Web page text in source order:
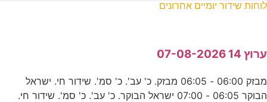
לוחות שידור יומיים אחרונים
ערוץ 14 07-08-2026
מבזק 06:00 - 06:05 מבזק. כ' עב'. כ' סמ'. שידור חי. ישראל
הבוקר 06:05 - 07:00 ישראל הבוקר. כ' עב'. כ' סמ'. שידור חי.